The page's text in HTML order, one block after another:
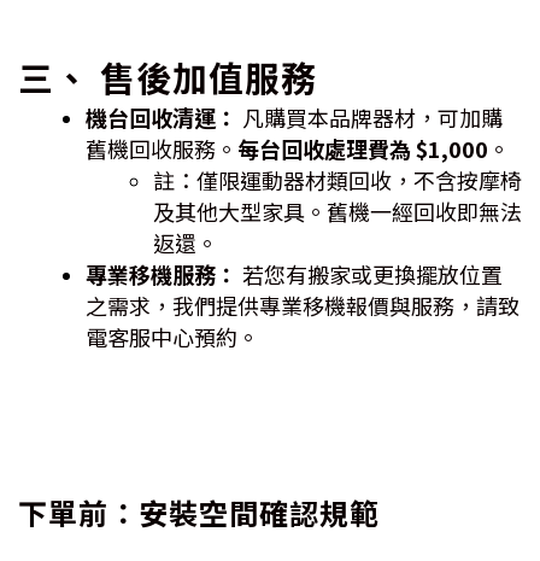
三、 售後加值服務
機台回收清運： 凡購買本品牌器材，可加購
舊機回收服務。 每台回收處理費為 $1,000 。
註：僅限運動器材類回收，不含按摩椅
及其他大型家具。舊機一經回收即無法
返還。
專業移機服務： 若您有搬家或更換擺放位置
之需求，我們提供專業移機報價與服務，請致
電客服中心預約。
下單前：安裝空間確認規範